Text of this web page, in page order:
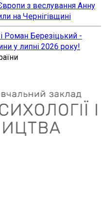
з веслування Анну
на Чернігівщині
Роман Березіцький -
у липні 2026 року!